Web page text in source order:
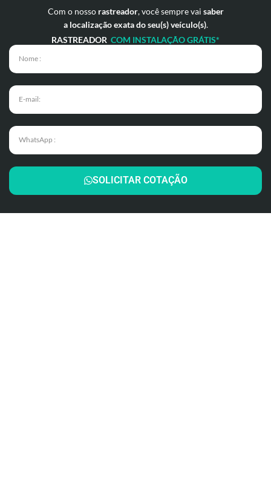
Com o nosso rastreador, você sempre vai saber
a localização exata do seu(s) veículo(s).
RASTREADOR COM INSTALAÇÃO GRÁTIS*
SOLICITAR COTAÇÃO